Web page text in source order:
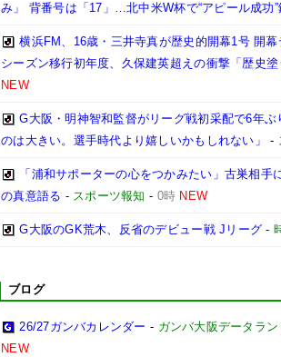
み」 背番号は「17」…北中米W杯で“アピール成功
横浜FM、16歳・三井寺真が歴史的開幕1号 開
シーズン移行初年度、久保建英超えの衝撃「歴史
NEW
G大阪・明神智和監督がリーグ戦初采配で6年
のは大きい。選手時代より嬉しいかもしれない」
-
「浦和サポーターの心をつかみたい」古巣相
の真意語る - スポーツ報知 - 0時 NEW
G大阪のGK荒木、反省のデビュー戦 Jリーグ -
ブログ
26/27ガンバカレンダー - ガンバ大阪データラ
NEW